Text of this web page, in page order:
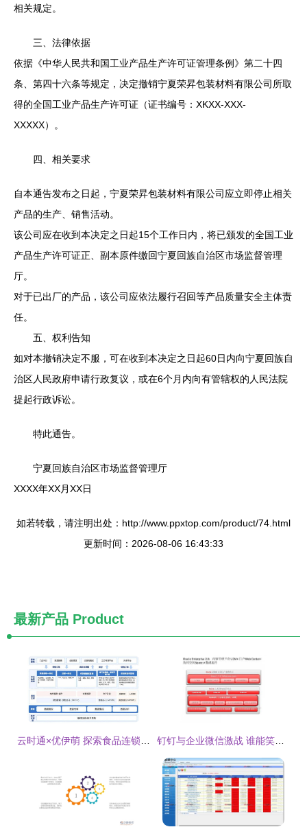
相关规定。
三、法律依据
依据《中华人民共和国工业产品生产许可证管理条例》第二十四
条、第四十六条等规定，决定撤销宁夏荣昇包装材料有限公司所取
得的全国工业产品生产许可证（证书编号：XKXX-XXX-
XXXXX）。
四、相关要求
自本通告发布之日起，宁夏荣昇包装材料有限公司应立即停止相关
产品的生产、销售活动。
该公司应在收到本决定之日起15个工作日内，将已颁发的全国工业
产品生产许可证正、副本原件缴回宁夏回族自治区市场监督管理
厅。
对于已出厂的产品，该公司应依法履行召回等产品质量安全主体责
任。
五、权利告知
如对本撤销决定不服，可在收到本决定之日起60日内向宁夏回族自
治区人民政府申请行政复议，或在6个月内向有管辖权的人民法院
提起行政诉讼。
特此通告。
宁夏回族自治区市场监督管理厅
XXXX年XX月XX日
如若转载，请注明出处：http://www.ppxtop.com/product/74.html
更新时间：2026-08-06 16:43:33
最新产品 Product